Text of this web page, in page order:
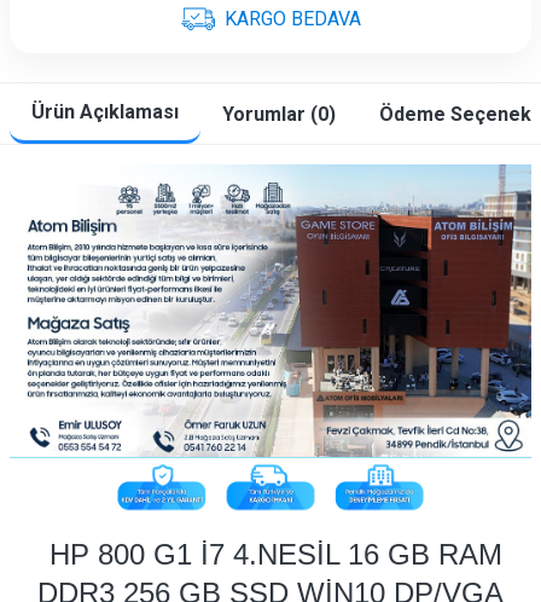
KARGO BEDAVA
Ürün Açıklaması Yorumlar (0) Ödeme
HP 800 G1 İ7 4.NESİL 16 GB RAM
DDR3 256 GB SSD WİN10 DP/VGA